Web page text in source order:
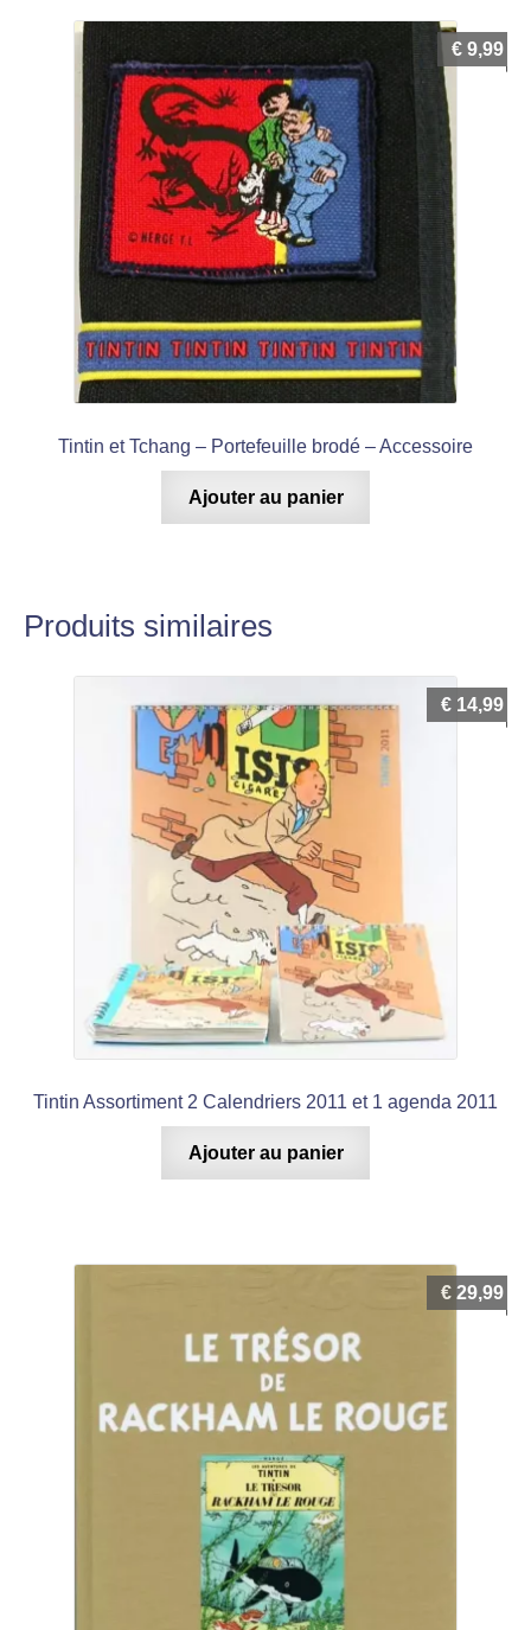
Tintin et Tchang – Portefeuille brodé – Accessoire
€ 9,99
Ajouter au panier
Produits similaires
Tintin Assortiment 2 Calendriers 2011 et 1 agenda 2011
€ 14,99
Ajouter au panier
€ 29,99